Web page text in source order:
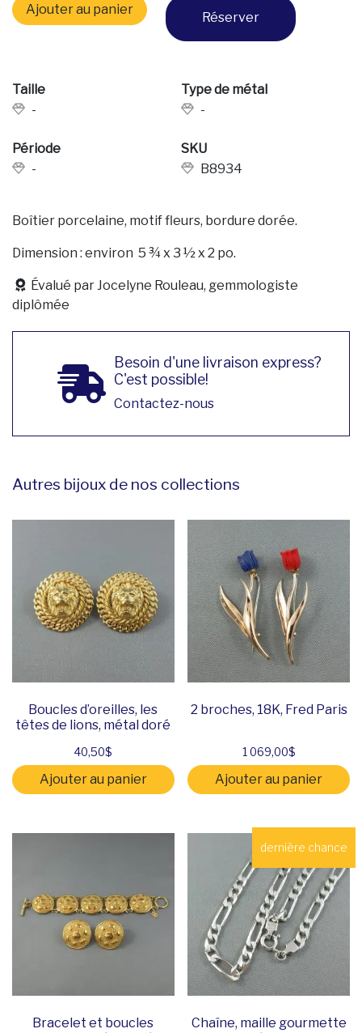
Ajouter au panier
Réserver
Taille
-
Type de métal
-
Période
-
SKU
B8934
Boîtier porcelaine, motif fleurs, bordure dorée.
Dimension : environ 5 ¾ x 3 ½ x 2 po.
Évalué par Jocelyne Rouleau, gemmologiste
diplômée
Besoin d'une livraison express?
C'est possible!
Contactez-nous
Autres bijoux de nos collections
Boucles d’oreilles, les
têtes de lions, métal doré
40,50$
Ajouter au panier
2 broches, 18K, Fred Paris
1 069,00$
Ajouter au panier
Bracelet et boucles
dernière chance
Chaîne, maille gourmette